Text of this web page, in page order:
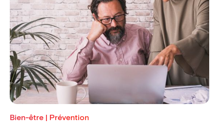
Bien-être | Prévention